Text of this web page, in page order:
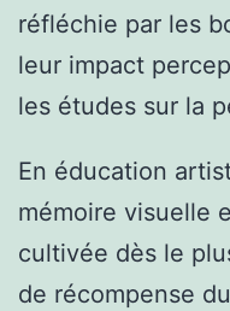
réfléchie par les
leur impact
les études sur la
En éducation
mémoire visuelle
cultivée dès le
de récompense